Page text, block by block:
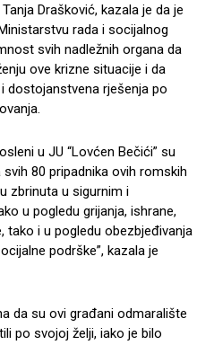
Drašković, kazala je da je
rada i socijalnog
svih nadležnih organa da
ove krizne situacije i da
dostojanstvena rješenja po
u JU “Lovćen Bečići” su
80 pripadnika ovih romskih
zbrinuta u sigurnim i
u pogledu grijanja, ishrane,
tako i u pogledu obezbjeđivanja
podrške”, kazala je
da su ovi građani odmaralište
po svojoj želji, iako je bilo